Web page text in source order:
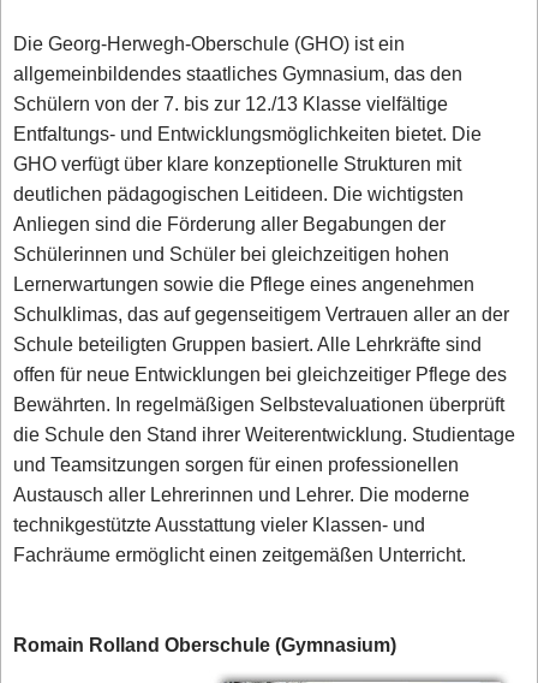
Die Georg-Herwegh-Oberschule (GHO) ist ein
allgemeinbildendes staatliches Gymnasium, das den
Schülern von der 7. bis zur 12./13 Klasse vielfältige
Entfaltungs- und Entwicklungsmöglichkeiten bietet. Die
GHO verfügt über klare konzeptionelle Strukturen mit
deutlichen pädagogischen Leitideen. Die wichtigsten
Anliegen sind die Förderung aller Begabungen der
Schülerinnen und Schüler bei gleichzeitigen hohen
Lernerwartungen sowie die Pflege eines angenehmen
Schulklimas, das auf gegenseitigem Vertrauen aller an der
Schule beteiligten Gruppen basiert. Alle Lehrkräfte sind
offen für neue Entwicklungen bei gleichzeitiger Pflege des
Bewährten. In regelmäßigen Selbstevaluationen überprüft
die Schule den Stand ihrer Weiterentwicklung. Studientage
und Teamsitzungen sorgen für einen professionellen
Austausch aller Lehrerinnen und Lehrer. Die moderne
technikgestützte Ausstattung vieler Klassen- und
Fachräume ermöglicht einen zeitgemäßen Unterricht.
Romain Rolland Oberschule (Gymnasium)